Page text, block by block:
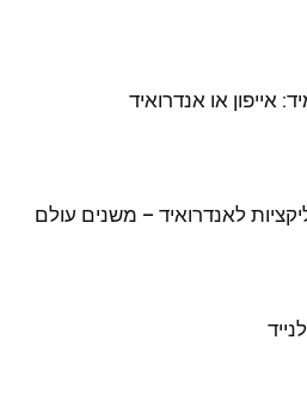
אייפון או אנדרואיד
לאנדרואיד – משנים עולם